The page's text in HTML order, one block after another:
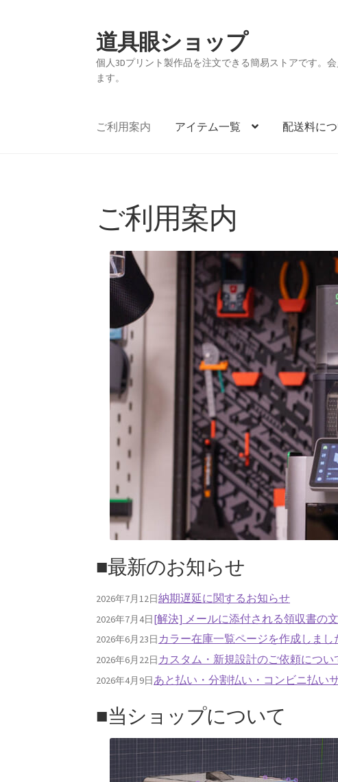
ナ
ビ
ゲ
ョ
ッ
プ
コ
ン
テ
へ
道具眼ショップ
個人3Dプリント製作品を注文できる簡易ストアです。
ます。
ご利用案内 アイテム一覧 配送料に
ご利用案内
■最新のお知らせ
納期遅延に関するお知らせ
2026年7月12日
[解決] メールに添付される領収書の
2026年7月4日
カラー在庫一覧ページを作成しまし
2026年6月23日
カスタム・新規設計のご依頼につ
2026年6月22日
あと払い・分割払い・コンビニ払い
2026年4月9日
■当ショップについて